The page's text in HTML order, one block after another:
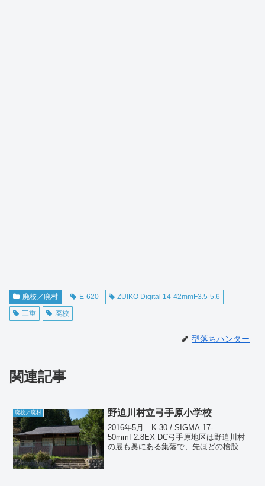
廃校／廃村 E-620
ZUIKO Digital 14-42mmF3.5-5.6
三重
廃校
型落ちハンター
関連記事
廃校／廃村 野迫川村立弓手原小学校
2016年5月 K-30 / SIGMA 17-
50mmF2.8EX DC弓手原地区は野迫川村
の最も奥にある集落で、先ほどの檜股小